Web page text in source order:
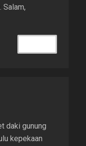
Salam,
daki gunung
kepekaan